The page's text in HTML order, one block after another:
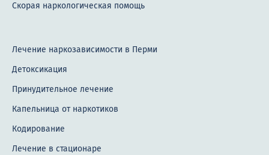
Скорая наркологическая помощь
Лечение наркозависимости в Перми
Детоксикация
Принудительное лечение
Капельница от наркотиков
Кодирование
Лечение в стационаре